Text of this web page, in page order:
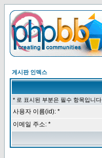
게시판 인덱스
* 로 표시된 부분은 필수 항목입니다
사용자 이름(id): *
이메일 주소: *